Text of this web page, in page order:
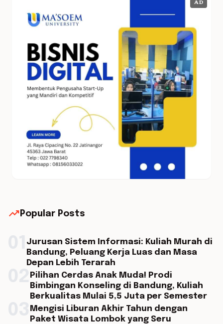
AD
trending_up Popular Posts
Jurusan Sistem Informasi: Kuliah Murah di
Bandung, Peluang Kerja Luas dan Masa
Depan Lebih Terarah
Pilihan Cerdas Anak Muda! Prodi
Bimbingan Konseling di Bandung, Kuliah
Berkualitas Mulai 5,5 Juta per Semester
Mengisi Liburan Akhir Tahun dengan
Paket Wisata Lombok yang Seru